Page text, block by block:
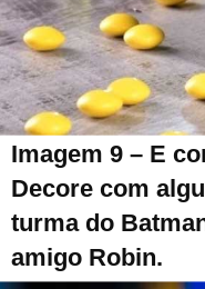
Imagem 9 – E
Decore com
turma do
amigo Robin.